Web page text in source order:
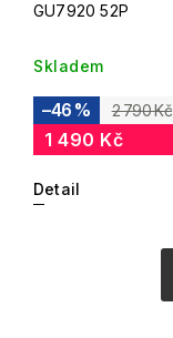
GU7920 52P
Skladem
2 790 Kč
–46 %
1 490 Kč
Detail